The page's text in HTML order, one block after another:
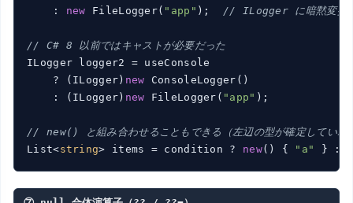
    :
new FileLogger( "app" ); // ILogger に暗黙変換
// C# 8 以前ではキャストが必要だった
ILogger logger2 = useConsole
    ? (ILogger)
new ConsoleLogger()
    : (ILogger)
new FileLogger( "app" );
// new() と組み合わせることもできる（左辺の型が確定していれ
List<string> items = condition ? new() { "a" } :